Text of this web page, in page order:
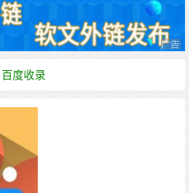
百度收录